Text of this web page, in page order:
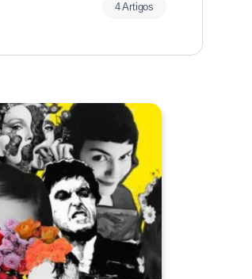
4 Artigos